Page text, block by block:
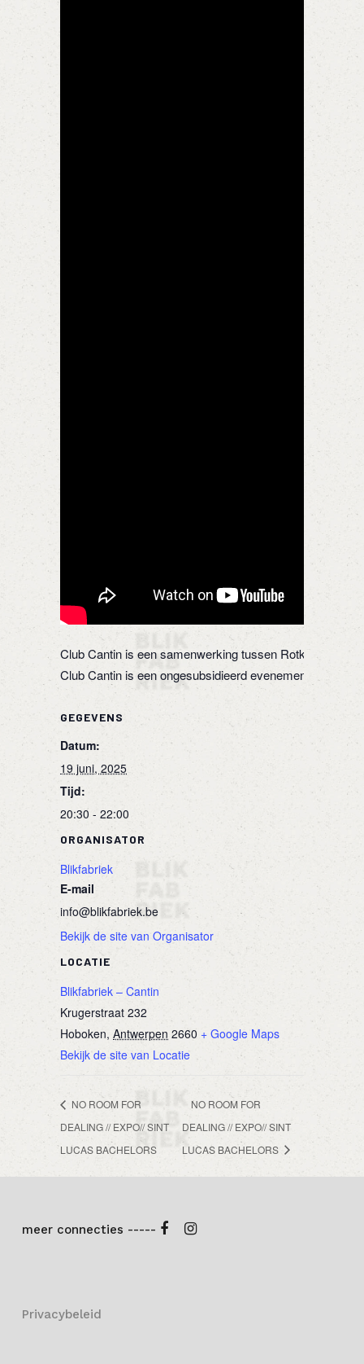
Club Cantin is een samenwerking tussen Rotkat
Club Cantin is een ongesubsidieerd evenement, betaal
GEGEVENS
Datum:
19 juni, 2025
Tijd:
20:30 - 22:00
LOCATIE
Blikfabriek – Cantin
Krugerstraat 232
Hoboken, Antwerpen 2660 + Google Maps
Bekijk de site van Locatie
ORGANISATOR
Blikfabriek
E-mail
info@blikfabriek.be
Bekijk de site van Organisator
NO ROOM FOR
DEALING // EXPO// SINT
LUCAS BACHELORS
NO ROOM FOR
DEALING // EXPO// SINT
LUCAS BACHELORS
meer connecties -----
Privacybeleid